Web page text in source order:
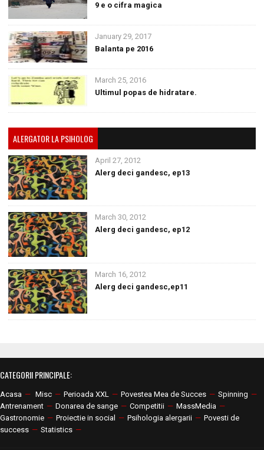
9 e o cifra magica
January 29, 2017
Balanta pe 2016
March 25, 2016
Ultimul popas de hidratare.
ALERGATOR LA PSIHOLOG
April 27, 2012
Alerg deci gandesc, ep13
March 30, 2012
Alerg deci gandesc, ep12
March 16, 2012
Alerg deci gandesc,ep11
CATEGORII PRINCIPALE:
Acasa — Misc — Perioada XXL — Povestea Mea de Succes — Spinning —
Antrenament — Donarea de sange — Competitii — MassMedia —
Gastronomie — Proiectie in social — Psihologia alergarii — Povesti de
success — Statistics —